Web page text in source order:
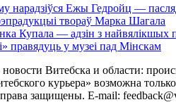
нарадзіўся Ежы Гедройц —
твораў Марка Шагала
Купала — адзін з найвялікшых
правядуць у музеі пад Мінскам
Витебска и области:
курьера» возможна
защищены. E-mail: